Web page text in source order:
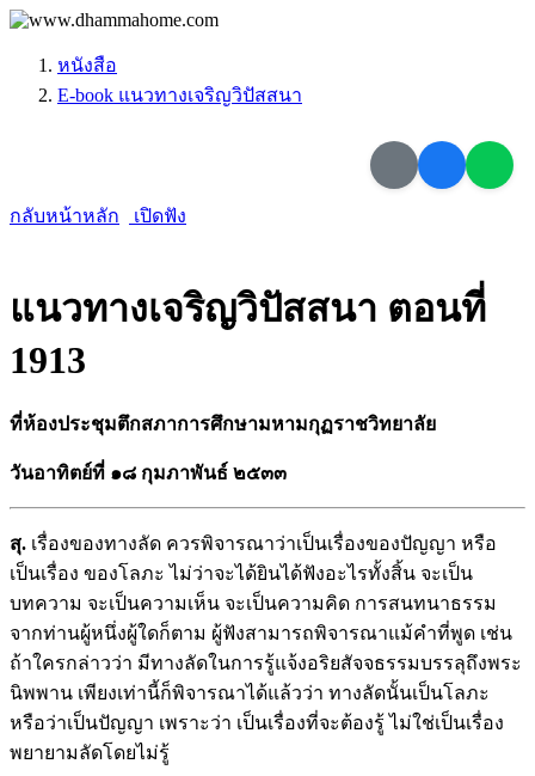
หนังสือ
E-book แนวทางเจริญวิปัสสนา
กลับหน้าหลัก เปิดฟัง
แนวทางเจริญวิปัสสนา ตอนที่
1913
ที่ห้องประชุมตึกสภาการศึกษามหามกุฏราชวิทยาลัย
วันอาทิตย์ที่ ๑๘ กุมภาพันธ์ ๒๕๓๓
สุ. เรื่องของทางลัด ควรพิจารณาว่าเป็นเรื่องของปัญญา หรือ
เป็นเรื่อง ของโลภะ ไม่ว่าจะได้ยินได้ฟังอะไรทั้งสิ้น จะเป็น
บทความ จะเป็นความเห็น จะเป็นความคิด การสนทนาธรรม
จากท่านผู้หนึ่งผู้ใดก็ตาม ผู้ฟังสามารถพิจารณาแม้คำที่พูด เช่น
ถ้าใครกล่าวว่า มีทางลัดในการรู้แจ้งอริยสัจจธรรมบรรลุถึงพระ
นิพพาน เพียงเท่านี้ก็พิจารณาได้แล้วว่า ทางลัดนั้นเป็นโลภะ
หรือว่าเป็นปัญญา เพราะว่า เป็นเรื่องที่จะต้องรู้ ไม่ใช่เป็นเรื่อง
พยายามลัดโดยไม่รู้